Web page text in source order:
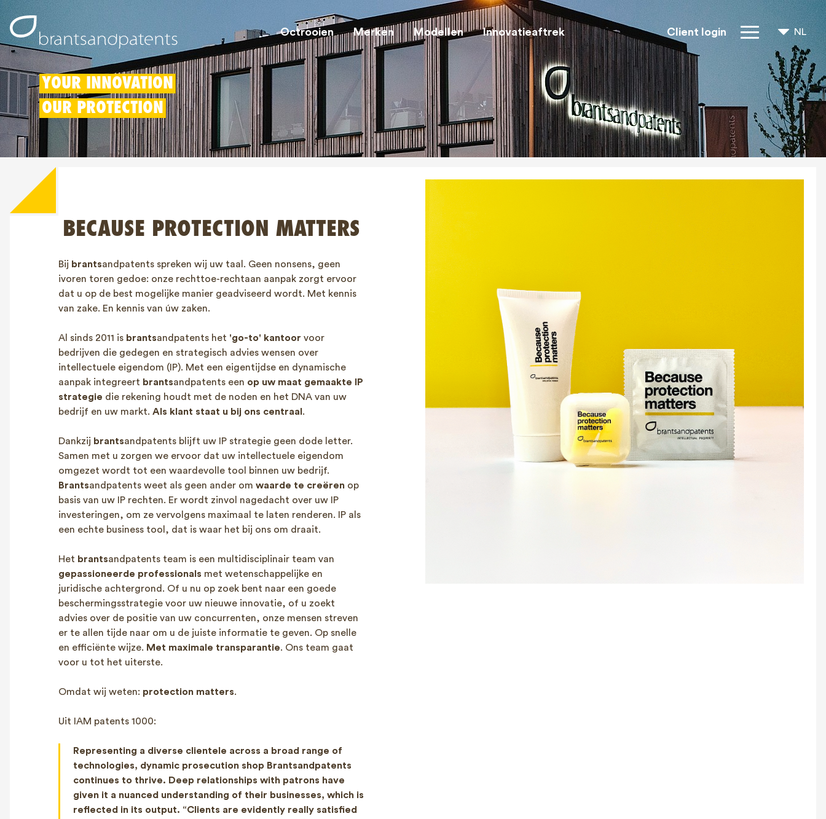
Octrooien Merken Modellen Innovatieaftrek Client login
IP rechten
Over ons
Blogs
Contact
NL
FR
EN
YOUR INNOVATION
OUR PROTECTION
BECAUSE PROTECTION MATTERS
Bij brantsandpatents spreken wij uw taal. Geen nonsens, geen
ivoren toren gedoe: onze rechttoe-rechtaan aanpak zorgt ervoor
dat u op de best mogelijke manier geadviseerd wordt. Met kennis
van zake. En kennis van úw zaken.
Al sinds 2011 is brantsandpatents het 'go-to' kantoor voor
bedrijven die gedegen en strategisch advies wensen over
intellectuele eigendom (IP). Met een eigentijdse en dynamische
aanpak integreert brantsandpatents een op uw maat gemaakte IP
strategie die rekening houdt met de noden en het DNA van uw
bedrijf en uw markt. Als klant staat u bij ons centraal .
Dankzij brantsandpatents blijft uw IP strategie geen dode letter.
Samen met u zorgen we ervoor dat uw intellectuele eigendom
omgezet wordt tot een waardevolle tool binnen uw bedrijf.
Brantsandpatents weet als geen ander om waarde te creëren op
basis van uw IP rechten. Er wordt zinvol nagedacht over uw IP
investeringen, om ze vervolgens maximaal te laten renderen. IP als
een echte business tool, dat is waar het bij ons om draait.
Het brantsandpatents team is een multidisciplinair team van
gepassioneerde professionals met wetenschappelijke en
juridische achtergrond. Of u nu op zoek bent naar een goede
beschermingsstrategie voor uw nieuwe innovatie, of u zoekt
advies over de positie van uw concurrenten, onze mensen streven
er te allen tijde naar om u de juiste informatie te geven. Op snelle
en efficiënte wijze. Met maximale transparantie. Ons team gaat
voor u tot het uiterste.
Omdat wij weten: protection matters.
Uit IAM patents 1000:
Representing a diverse clientele across a broad range of
technologies, dynamic prosecution shop Brantsandpatents
continues to thrive. Deep relationships with patrons have
given it a nuanced understanding of their businesses, which is
reflected in its output. “Clients are evidently really satisfied